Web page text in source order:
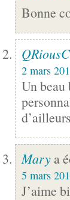
Bonne
2 mars
Un beau
Mary a
5 mars
J’aime